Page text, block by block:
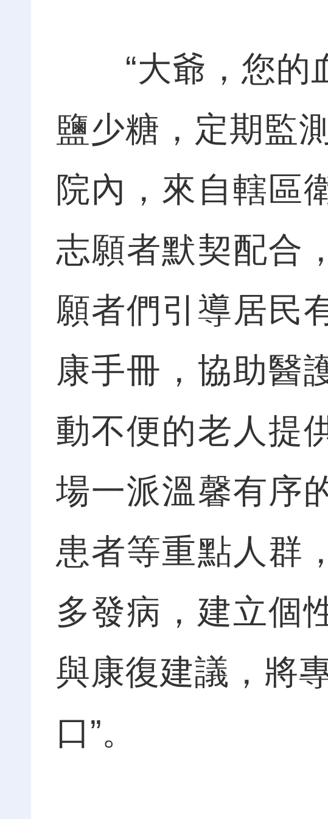
“大爺，您的
鹽少糖，定期監
院內，來自轄區
志願者默契配合
願者們引導居民
康手冊，協助醫
動不便的老人提
場一派溫馨有序
患者等重點人群
多發病，建立個
與康復建議，將
口”。